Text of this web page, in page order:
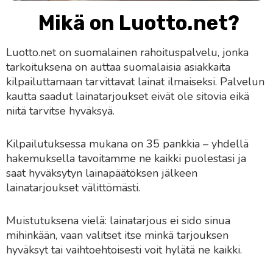
Mikä on Luotto.net?
Luotto.net on suomalainen rahoituspalvelu, jonka
tarkoituksena on auttaa suomalaisia asiakkaita
kilpailuttamaan tarvittavat lainat ilmaiseksi. Palvelun
kautta saadut lainatarjoukset eivät ole sitovia eikä
niitä tarvitse hyväksyä.
Kilpailutuksessa mukana on 35 pankkia – yhdellä
hakemuksella tavoitamme ne kaikki puolestasi ja
saat hyväksytyn lainapäätöksen jälkeen
lainatarjoukset välittömästi.
Muistutuksena vielä: lainatarjous ei sido sinua
mihinkään, vaan valitset itse minkä tarjouksen
hyväksyt tai vaihtoehtoisesti voit hylätä ne kaikki.